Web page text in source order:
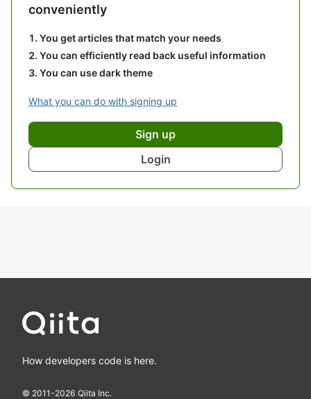
conveniently
You get articles that match your needs
You can efficiently read back useful information
You can use dark theme
What you can do with signing up
Sign up
Login
How developers code is here.
© 2011-2026 Qiita Inc.